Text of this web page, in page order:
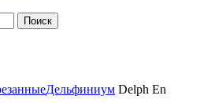
Поиск
Дельфиниум Delph En